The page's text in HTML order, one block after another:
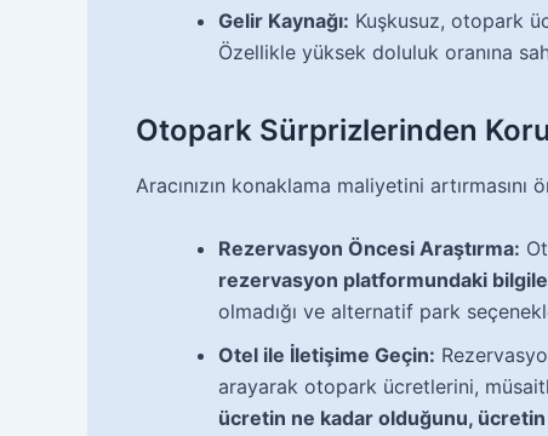
Gelir Kaynağı: Kuşkusuz, otopark
Özellikle yüksek doluluk oranına
Otopark Sürprizlerinden
Aracınızın konaklama maliyetini
Rezervasyon Öncesi Araştırma:
rezervasyon platformundaki
olmadığı ve alternatif park
Otel ile İletişime Geçin:
arayarak otopark ücretlerini,
ücretin ne kadar olduğunu, ücretin